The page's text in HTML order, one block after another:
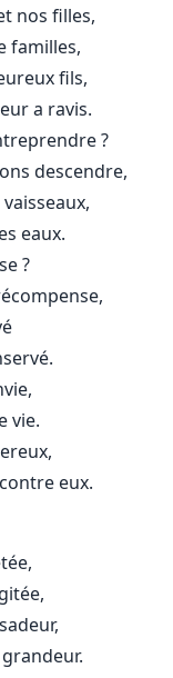
nos filles,
familles,
fils,
a ravis.
?
descendre,
eaux.
?
vie.
eux.